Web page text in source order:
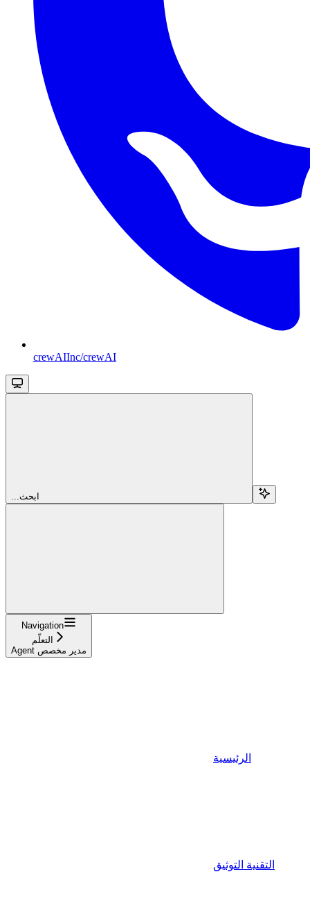
crewAIInc/crewAI
...ابحث
Navigation
التعلّم
Agent مدير مخصص
الرئيسية
التقنية التوثيق